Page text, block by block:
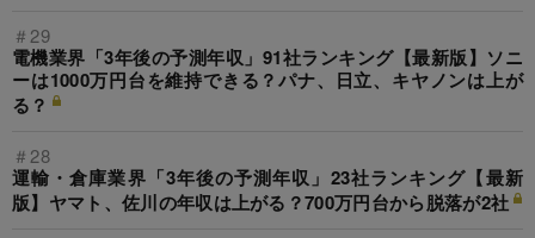
＃29
電機業界「3年後の予測年収」91社ランキング【最新版】ソニ
ーは1000万円台を維持できる？パナ、日立、キヤノンは上が
る？
＃28
運輸・倉庫業界「3年後の予測年収」23社ランキング【最新
版】ヤマト、佐川の年収は上がる？700万円台から脱落が2社